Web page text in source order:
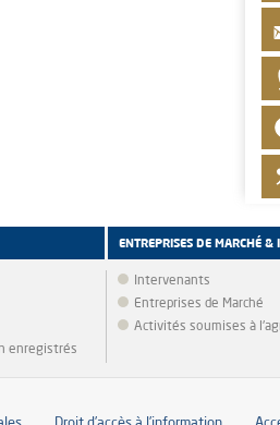
enregistrés
ENTREPRISES DE MARCHÉ &
Intervenants
Entreprises de Marché
Activités soumises à